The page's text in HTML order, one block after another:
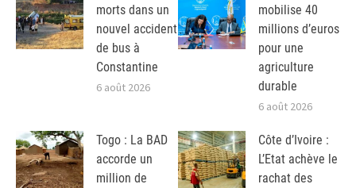
morts dans un
nouvel accident
de bus à
Constantine
6 août 2026
mobilise 40
millions d’euros
pour une
agriculture
durable
6 août 2026
Togo : La BAD
accorde un
million de
Côte d’Ivoire :
L’Etat achève le
rachat des